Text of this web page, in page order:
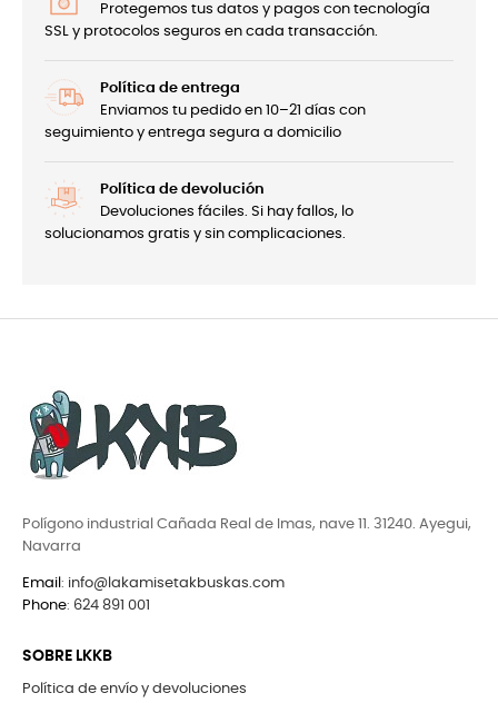
Protegemos tus datos y pagos con tecnología
SSL y protocolos seguros en cada transacción.
Política de entrega
Enviamos tu pedido en 10–21 días con
seguimiento y entrega segura a domicilio
Política de devolución
Devoluciones fáciles. Si hay fallos, lo
solucionamos gratis y sin complicaciones.
Polígono industrial Cañada Real de Imas, nave 11. 31240. Ayegui,
Navarra
Email : info@lakamisetakbuskas.com
Phone: 624 891 001
SOBRE LKKB
Política de envío y devoluciones